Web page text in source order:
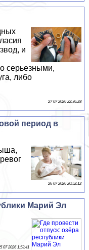
и
серьезными,
либо
27 07 2026 22:36:28
период в
26 07 2026 20:52:12
Марий Эл
07 2026 1:53:41